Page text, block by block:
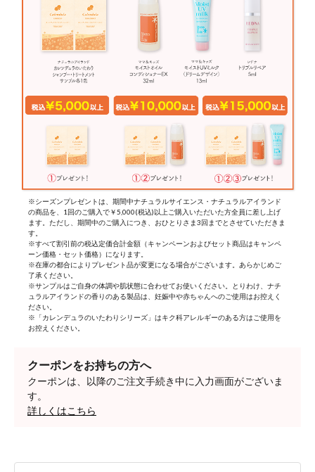
※シーズンプレゼントは、期間中ナチュラルサイエンス・ナチュラルアイランド
の商品を、1回のご購入で￥5,000(税込)以上ご購入いただいた方全員に差し上げ
ます。ただし、期間中のご購入につき、おひとりさま3回までとさせていただきま
す。
※すべて割引前の税込定価合計金額（キャンペーンおよびセット商品はキャンペ
ーン価格・セット価格）になります。
※在庫の都合によりプレゼント品が変更になる場合がございます。あらかじめご
了承ください。
※サンプルはご自身の体調や肌状態に合わせてお使いください。とりわけ、ナチ
ュラルアイランドの香りのある製品は、妊娠中や赤ちゃんへのご使用はお控えく
ださい。
※「カレンデュラのいたわりシリーズ」はキク科アレルギーのある方はご使用を
お控えください。
クーポンをお持ちの方へ
クーポンは、以降のご注文手続き中に入力画面がございま
す。
詳しくはこちら